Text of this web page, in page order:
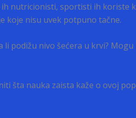
nutricionisti, sportisti ih koriste
koje nisu uvek potpuno tačne.
podižu nivo šećera u krvi?
šta nauka zaista kaže o ovoj